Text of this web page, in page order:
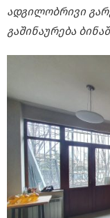
ადგილობრივი
გაშინაურება